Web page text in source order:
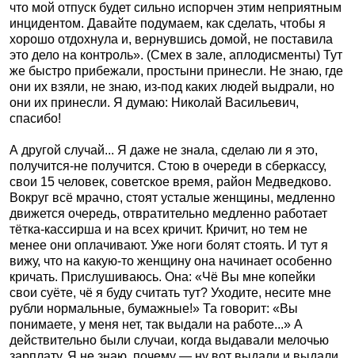
что мой отпуск будет сильно испорчен этим неприятным
инцидентом. Давайте подумаем, как сделать, чтобы я
хорошо отдохнула и, вернувшись домой, не поставила
это дело на контроль». (Смех в зале, аплодисменты) Тут
же быстро прибежали, простыни принесли. Не знаю, где
они их взяли, не знаю, из-под каких людей выдрали, но
они их принесли. Я думаю: Николай Васильевич,
спасибо!
А другой случай... Я даже не знала, сделаю ли я это,
получится-не получится. Стою в очереди в сберкассу,
свои 15 человек, советское время, район Медведково.
Вокруг всё мрачно, стоят усталые женщины, медленно
движется очередь, отвратительно медленно работает
тётка-кассирша и на всех кричит. Кричит, но тем не
менее они оплачивают. Уже ноги болят стоять. И тут я
вижу, что на какую-то женщину она начинает особенно
кричать. Прислушиваюсь. Она: «Чё Вы мне копейки
свои суёте, чё я буду считать тут? Уходите, несите мне
рубли нормальные, бумажные!» Та говорит: «Вы
понимаете, у меня нет, так выдали на работе...» А
действительно были случаи, когда выдавали мелочью